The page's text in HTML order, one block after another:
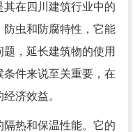
在四川建筑行业中的
虫和防腐特性，它能
，延长建筑物的使用
件来说至关重要，在
济效益。
热和保温性能。它的